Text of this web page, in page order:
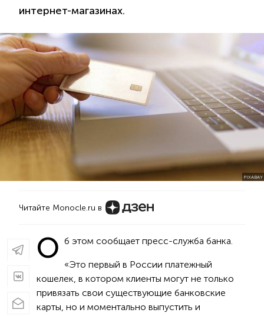
интернет-магазинах.
PIXABAY
Читайте Monocle.ru в
О б этом сообщает пресс-служба банка.
«Это первый в России платежный
кошелек, в котором клиенты могут не только
привязать свои существующие банковские
карты, но и моментально выпустить и